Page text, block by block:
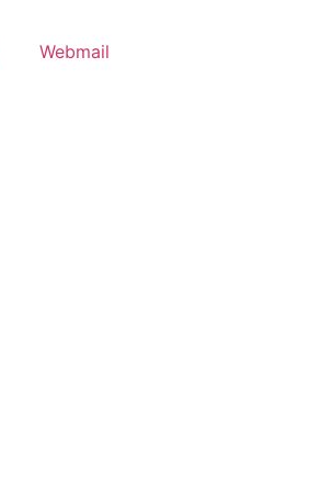
Webmail